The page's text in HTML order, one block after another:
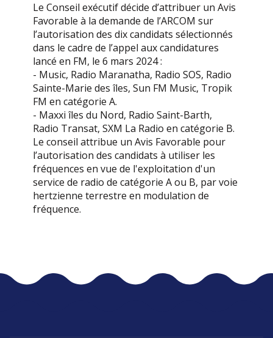
Le Conseil exécutif décide d’attribuer un Avis
Favorable à la demande de l’ARCOM sur
l’autorisation des dix candidats sélectionnés
dans le cadre de l’appel aux candidatures
lancé en FM, le 6 mars 2024 :
- Music, Radio Maranatha, Radio SOS, Radio
Sainte-Marie des îles, Sun FM Music, Tropik
FM en catégorie A.
- Maxxi îles du Nord, Radio Saint-Barth,
Radio Transat, SXM La Radio en catégorie B.
Le conseil attribue un Avis Favorable pour
l’autorisation des candidats à utiliser les
fréquences en vue de l'exploitation d'un
service de radio de catégorie A ou B, par voie
hertzienne terrestre en modulation de
fréquence.